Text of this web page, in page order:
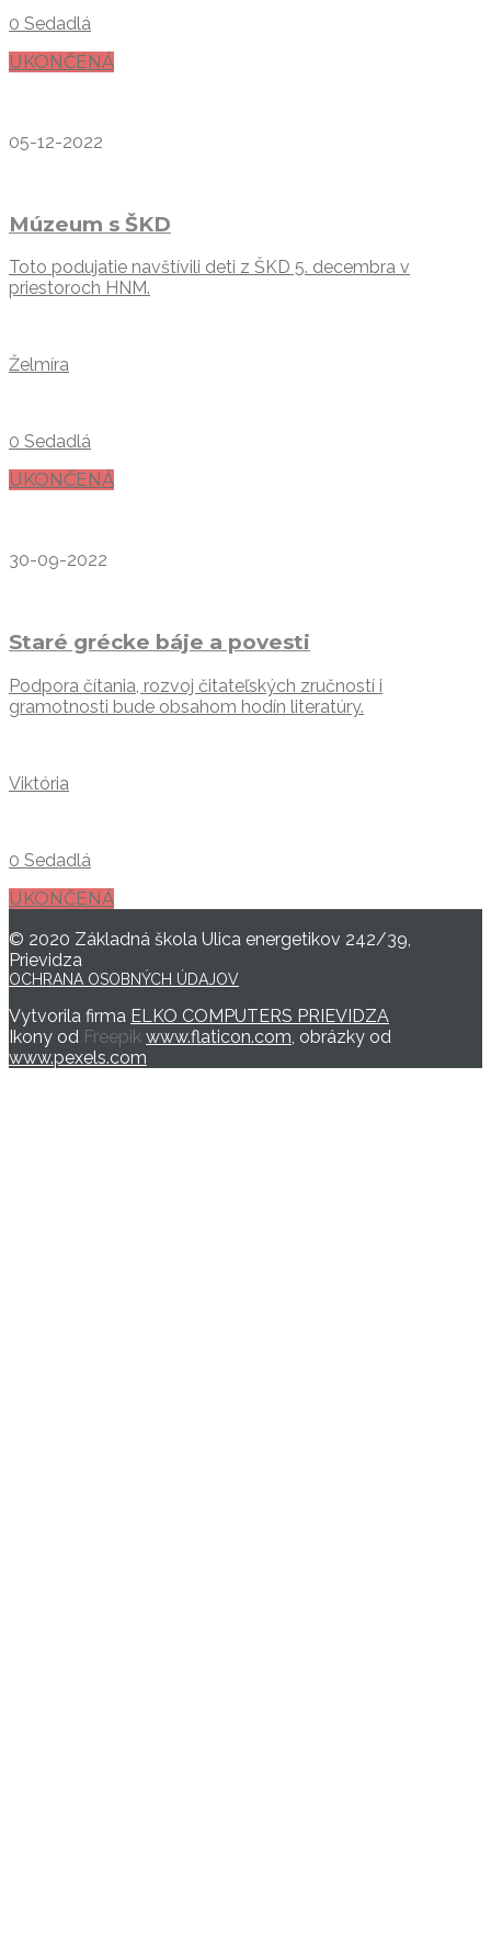
0 Sedadlá
UKONČENÁ
05-12-2022
Múzeum s ŠKD
Toto podujatie navštívili deti z ŠKD 5. decembra v
priestoroch HNM.
Želmíra
0 Sedadlá
UKONČENÁ
30-09-2022
Staré grécke báje a povesti
Podpora čítania, rozvoj čitateľských zručností i
gramotnosti bude obsahom hodín literatúry.
Viktória
0 Sedadlá
UKONČENÁ
© 2020 Základná škola Ulica energetikov 242/39,
Prievidza
OCHRANA OSOBNÝCH ÚDAJOV
Vytvorila firma ELKO COMPUTERS PRIEVIDZA
Ikony od Freepik www.flaticon.com , obrázky od
www.pexels.com